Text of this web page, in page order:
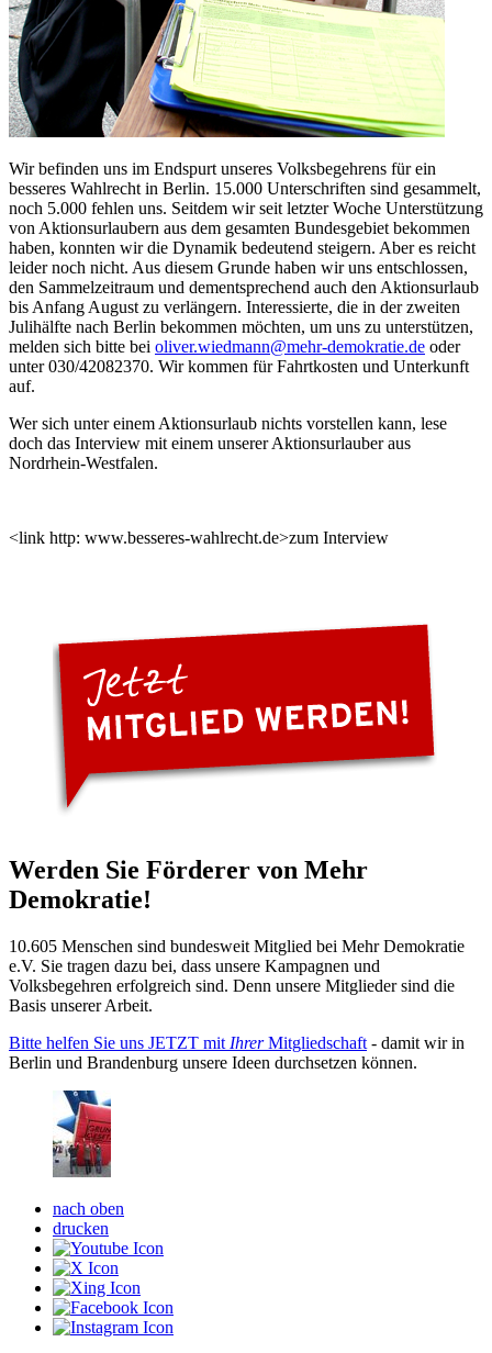
Wir befinden uns im Endspurt unseres Volksbegehrens für ein
besseres Wahlrecht in Berlin. 15.000 Unterschriften sind gesammelt,
noch 5.000 fehlen uns. Seitdem wir seit letzter Woche Unterstützung
von Aktionsurlaubern aus dem gesamten Bundesgebiet bekommen
haben, konnten wir die Dynamik bedeutend steigern. Aber es reicht
leider noch nicht. Aus diesem Grunde haben wir uns entschlossen,
den Sammelzeitraum und dementsprechend auch den Aktionsurlaub
bis Anfang August zu verlängern. Interessierte, die in der zweiten
Julihälfte nach Berlin bekommen möchten, um uns zu unterstützen,
melden sich bitte bei oliver.wiedmann@mehr-demokratie.de oder
unter 030/42082370. Wir kommen für Fahrtkosten und Unterkunft
auf.
Wer sich unter einem Aktionsurlaub nichts vorstellen kann, lese
doch das Interview mit einem unserer Aktionsurlauber aus
Nordrhein-Westfalen.
<link http: www.besseres-wahlrecht.de>zum Interview
Werden Sie Förderer von Mehr
Demokratie!
10.605 Menschen sind bundesweit Mitglied bei Mehr Demokratie
e.V. Sie tragen dazu bei, dass unsere Kampagnen und
Volksbegehren erfolgreich sind. Denn unsere Mitglieder sind die
Basis unserer Arbeit.
Bitte helfen Sie uns JETZT mit IhrerMitgliedschaft - damit wir in
Berlin und Brandenburg unsere Ideen durchsetzen können.
nach oben
drucken